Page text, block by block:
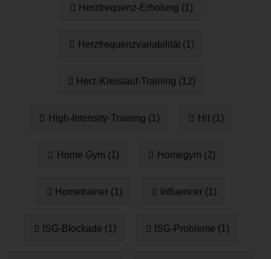
Herzfrequenz-Erholung (1)
Herzfrequenzvariabilität (1)
Herz-Kreislauf-Training (12)
High-Intensity-Training (1) Hit (1)
Home Gym (1) Homegym (2)
Hometrainer (1) Influencer (1)
ISG-Blockade (1) ISG-Probleme (1)